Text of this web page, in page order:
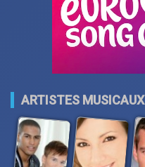
ARTISTES MUSICAUX